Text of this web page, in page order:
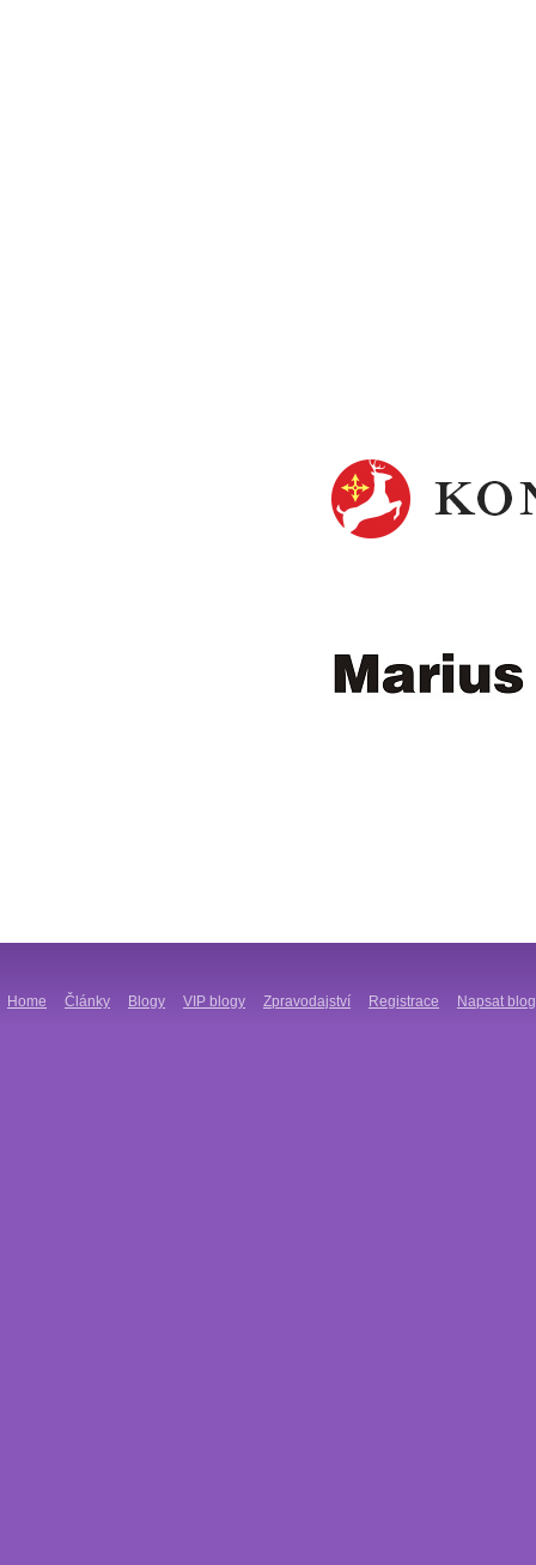
Home Články Blogy VIP blogy Zpravodajství Registrace Napsat blog